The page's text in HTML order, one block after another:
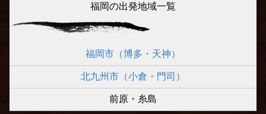
福岡の出発地域一覧
福岡市（博多・天神）
北九州市（小倉・門司）
前原・糸島